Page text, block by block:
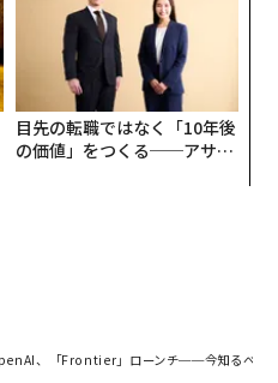
目先の転職ではなく「10年後
の価値」をつくる──アサイ
、「Frontier」ローンチ──今知るべき企